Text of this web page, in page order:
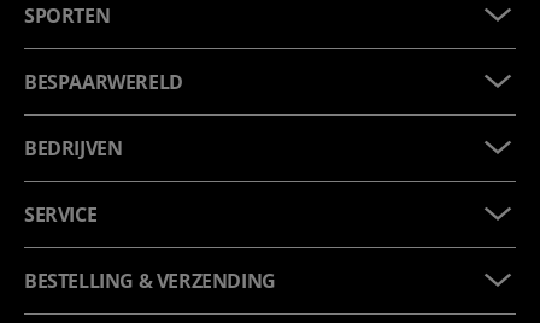
SPORTEN
BESPAARWERELD
BEDRIJVEN
SERVICE
BESTELLING & VERZENDING